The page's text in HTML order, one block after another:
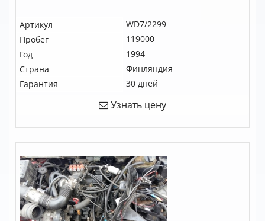
Артикул
WD7/2299
Пробег
119000
Год
1994
Страна
Финляндия
Гарантия
30 дней
Узнать цену